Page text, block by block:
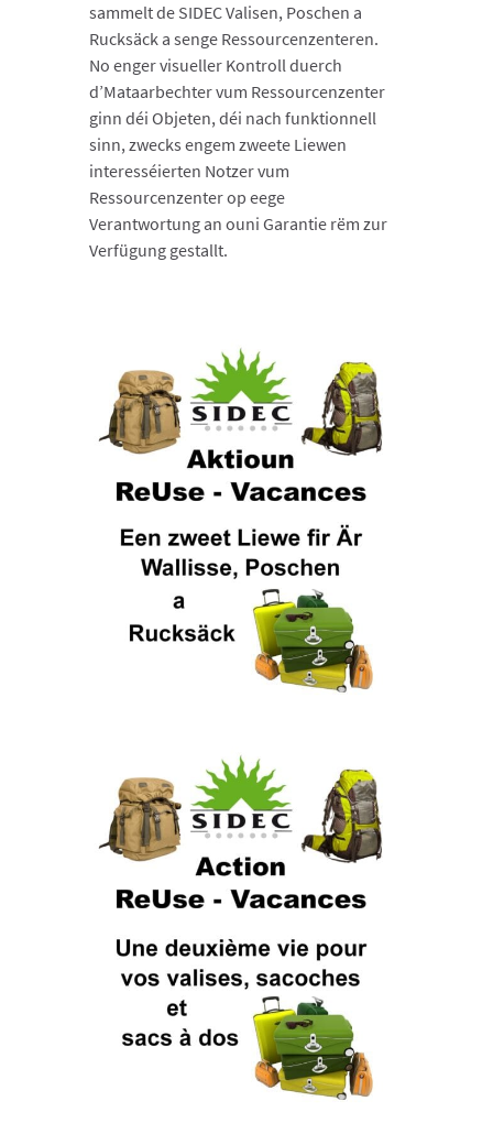
sammelt de SIDEC Valisen, Poschen a
Rucksäck a senge Ressourcenzenteren.
No enger visueller Kontroll duerch
d’Mataarbechter vum Ressourcenzenter
ginn déi Objeten, déi nach funktionnell
sinn, zwecks engem zweete Liewen
interesséierten Notzer vum
Ressourcenzenter op eege
Verantwortung an ouni Garantie rëm zur
Verfügung gestallt.